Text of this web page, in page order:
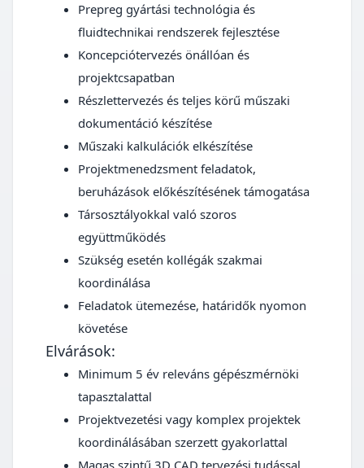
Prepreg gyártási technológia és
fluidtechnikai rendszerek fejlesztése
Koncepciótervezés önállóan és
projektcsapatban
Részlettervezés és teljes körű műszaki
dokumentáció készítése
Műszaki kalkulációk elkészítése
Projektmenedzsment feladatok,
beruházások előkészítésének támogatása
Társosztályokkal való szoros
együttműködés
Szükség esetén kollégák szakmai
koordinálása
Feladatok ütemezése, határidők nyomon
követése
Elvárások:
Minimum 5 év releváns gépészmérnöki
tapasztalattal
Projektvezetési vagy komplex projektek
koordinálásában szerzett gyakorlattal
Magas szintű 3D CAD tervezési tudással